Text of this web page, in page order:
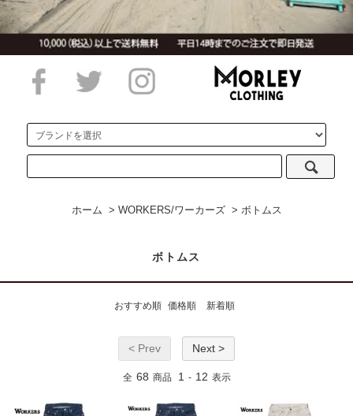
ホーム > WORKERS/ワーカーズ > ボトムス
ボトムス
おすすめ順 価格順 新着順
< Prev Next >
全 68 商品 1 - 12 表示